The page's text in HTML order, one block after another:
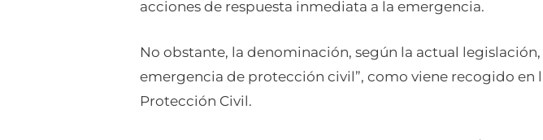
acciones de respuesta inmediata a la emergencia.
No obstante, la denominación, según la actual
emergencia de protección civil”, como viene recogido en
Protección Civil.